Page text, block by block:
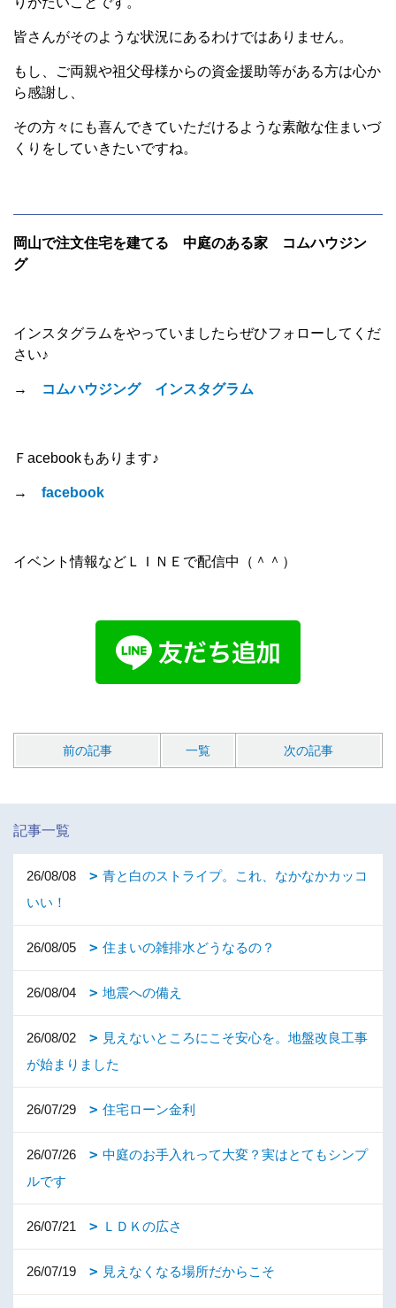
皆さんがそのような状況にあるわけではありません。
もし、ご両親や祖父母様からの資金援助等がある方は心か
ら感謝し、
その方々にも喜んできていただけるような素敵な住まいづ
くりをしていきたいですね。
岡山で注文住宅を建てる 中庭のある家 コムハウジン
グ
インスタグラムをやっていましたらぜひフォローしてくだ
さい♪
→ コムハウジング インスタグラム
Ｆacebookもあります♪
→ facebook
イベント情報などＬＩＮＥで配信中（＾＾）
前の記事 一覧 次の記事
記事一覧
26/08/08
青と白のストライプ。これ、なかなかカッコ
いい！
26/08/05 住まいの雑排水どうなるの？
26/08/04 地震への備え
26/08/02
見えないところにこそ安心を。地盤改良工事
が始まりました
26/07/29 住宅ローン金利
26/07/26
中庭のお手入れって大変？実はとてもシンプ
ルです
26/07/21 ＬＤＫの広さ
26/07/19 見えなくなる場所だからこそ